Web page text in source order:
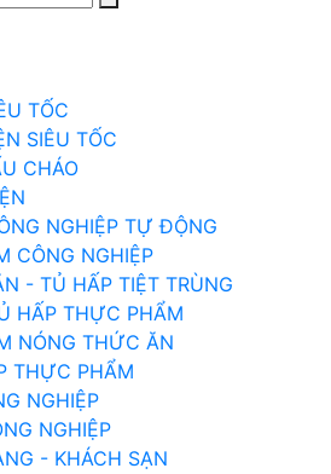
TỐC
SIÊU TỐC
CHÁO
NGHIỆP TỰ ĐỘNG
CÔNG NGHIỆP
- TỦ HẤP TIỆT TRÙNG
HẤP THỰC PHẨM
NÓNG THỨC ĂN
THỰC PHẨM
NGHIỆP
NGHIỆP
- KHÁCH SẠN